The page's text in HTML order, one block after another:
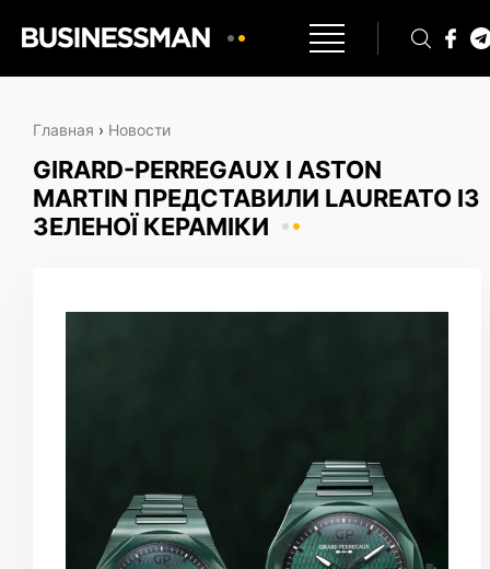
Главная › Новости
GIRARD-PERREGAUX І ASTON
MARTIN ПРЕДСТАВИЛИ LAUREATO ІЗ
ЗЕЛЕНОЇ КЕРАМІКИ